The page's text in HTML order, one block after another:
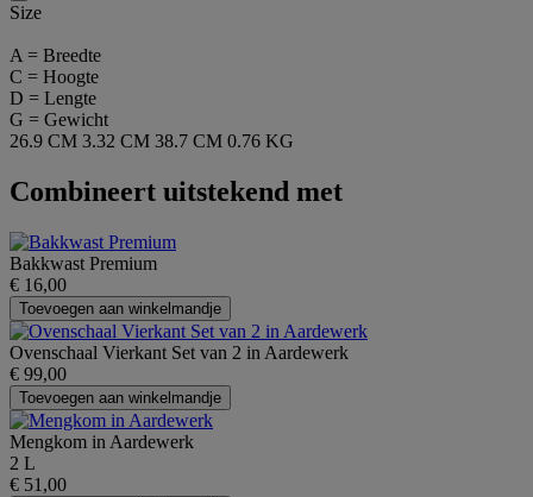
Size
A = Breedte
C = Hoogte
D = Lengte
G = Gewicht
26.9 CM 3.32 CM 38.7 CM 0.76 KG
Combineert uitstekend met
Bakkwast Premium
€ 16,00
Toevoegen aan winkelmandje
Ovenschaal Vierkant Set van 2 in Aardewerk
€ 99,00
Toevoegen aan winkelmandje
Mengkom in Aardewerk
2 L
€ 51,00